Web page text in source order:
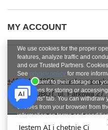
MY ACCOUNT
+48784454053
SUPERROBOT,ul. Parkowa 27,
We use cookies for the proper
features, analyze traffic and
and our Trusted Partners.
See privacy policy for more
you consent to their storage on
conditions for storing or
Consents" tab. You can
cookies from your browser from
information on terms and
Google's Privacy and Terms page
.